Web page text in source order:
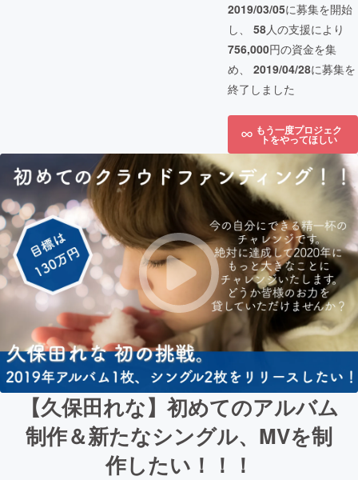
2019/03/05に募集を開始
し、 58人の支援により
756,000円の資金を集
め、 2019/04/28に募集を
終了しました
もう一度プロジェク
トをやってほしい
【久保田れな】初めてのアルバム
制作＆新たなシングル、MVを制
作したい！！！